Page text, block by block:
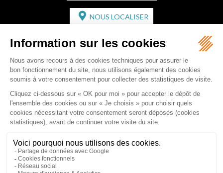
NOUS LOCALISER
CABINET SECONDAIRE
2 bis Avenue de l'Europe
33350 ST MAGNE-DE-CASTILLON
Tél :05 57 55 87 30 - Fax : 05 57 51 73 64
Email :gaucher-piola@gaucher-piola-avocat.fr
NOUS CONTACTER
NOUS LOCALISER